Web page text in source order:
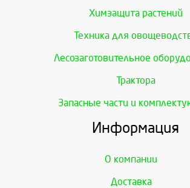
Химзащита растений
Техника для
Лесозаготовительное
Трактора
Запасные части и
Информация
О компании
Доставка